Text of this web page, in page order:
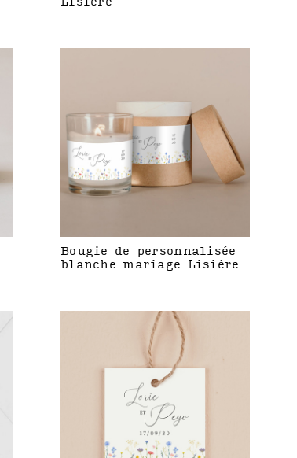
Bougie de personnalisée
blanche mariage Lisière